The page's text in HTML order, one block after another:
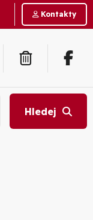
Kontakty
Hledej